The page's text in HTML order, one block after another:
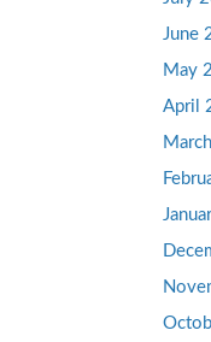
June
May
April